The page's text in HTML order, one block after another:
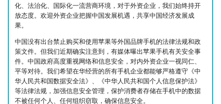
化、法治化、国际化一流营商环境，对于外资企业，我们始终持开
放态度。欢迎外资企业把握中国发展机遇，共享中国经济发展成
果。
中国没有出台禁止购买和使用苹果等外国品牌手机的法律法规和政
策文件。但我们近期确实注意到，有媒体曝出苹果手机有关安全事
件。中国政府高度重视网络和信息安全，对内外资企业一视同仁、
平等对待。我们希望在华经营的所有手机企业都能够严格遵守《中
华人民共和国数据安全法》、《中华人民共和国个人信息保护法》
等法律法规，加强信息安全管理，保护消费者存储在手机中的数据
不被任何个人、任何组织窃取，确保信息安全。